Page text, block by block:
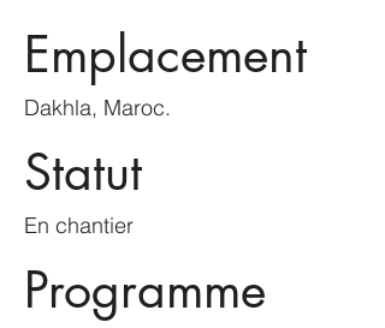
Emplacement
Dakhla, Maroc.
Statut
En chantier
Programme